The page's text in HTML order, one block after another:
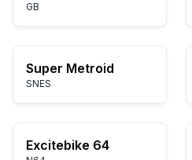
GB
Super Metroid
SNES
Excitebike 64